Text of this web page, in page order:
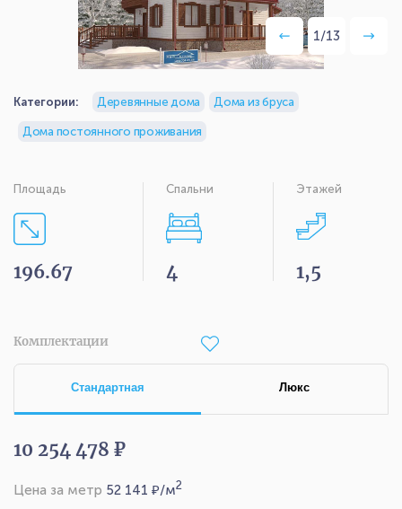
Категории: Деревянные дома Дома из бруса
Дома постоянного проживания
1/13
Площадь
196.67
Спальни
4
Этажей
1,5
Комплектации
Стандартная Люкс
10 254 478 ₽
Цена за метр 52 141 ₽/м2